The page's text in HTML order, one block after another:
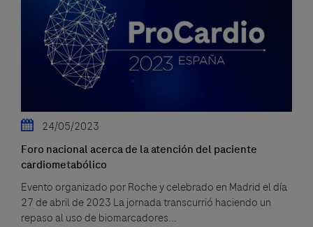
24/05/2023
Foro nacional acerca de la atención del paciente
cardiometabólico
Evento organizado por Roche y celebrado en Madrid el día
27 de abril de 2023 La jornada transcurrió haciendo un
repaso al uso de biomarcadores...